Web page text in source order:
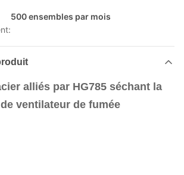
500 ensembles par mois
alliés par HG785 séchant la
ventilateur de fumée